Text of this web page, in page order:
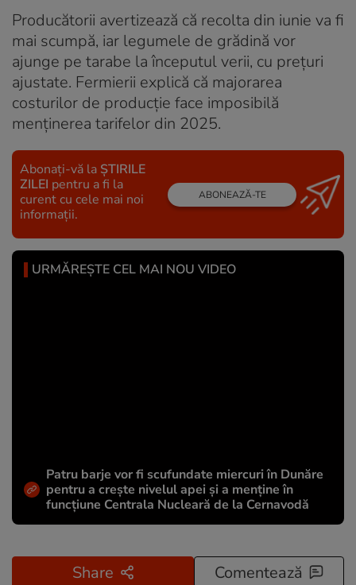
Producătorii avertizează că recolta din iunie va fi
mai scumpă, iar legumele de grădină vor
ajunge pe tarabe la începutul verii, cu prețuri
ajustate. Fermierii explică că majorarea
costurilor de producție face imposibilă
menținerea tarifelor din 2025.
Abonați-vă la ȘTIRILE
ZILEI pentru a fi la
curent cu cele mai noi
informații.
ABONEAZĂ-TE
URMĂREȘTE CEL MAI NOU VIDEO
Patru barje vor fi scufundate miercuri în Dunăre
pentru a crește nivelul apei și a menține în
funcțiune Centrala Nucleară de la Cernavodă
Share Comentează